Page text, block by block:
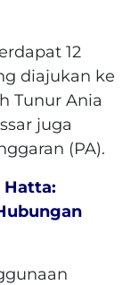
12
diajukan ke
Tunur Ania
juga
(PA).
Hatta: